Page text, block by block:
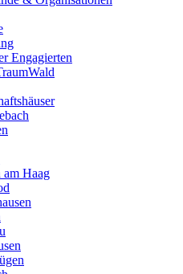
Engagierten
am Haag